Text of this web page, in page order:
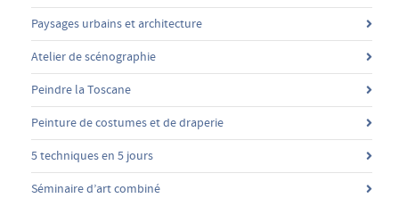
Paysages urbains et architecture
Atelier de scénographie
Peindre la Toscane
Peinture de costumes et de draperie
5 techniques en 5 jours
Séminaire d’art combiné